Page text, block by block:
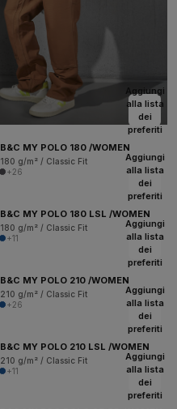
Aggiungi
alla lista
dei
preferiti
B&C MY POLO 180 /WOMEN
180 g/m² / Classic Fit
+26
Aggiungi
alla lista
dei
preferiti
B&C MY POLO 180 LSL /WOMEN
180 g/m² / Classic Fit
+11
Aggiungi
alla lista
dei
preferiti
B&C MY POLO 210 /WOMEN
210 g/m² / Classic Fit
+26
Aggiungi
alla lista
dei
preferiti
B&C MY POLO 210 LSL /WOMEN
210 g/m² / Classic Fit
+11
Aggiungi
alla lista
dei
preferiti